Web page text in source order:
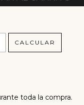
CALCULAR
toda la compra.